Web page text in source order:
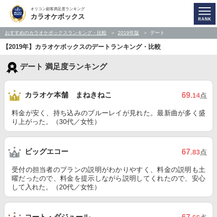
オリコン顧客満足度ランキング
カラオケボックス
おすすめのカラオケボックスランキング・比較 2019年版 デート
【2019年】カラオケボックスのデートランキング・比較
デート 満足度ランキング
カラオケ本舗 まねきねこ 69.14点
料金が安く、持ち込みのブルーレイが見れた。最新曲が多く盛
り上がった。（30代／女性）
ビッグエコー 67.83点
受付の担当者のプランの説明がわかりやすく、料金の説明も土
曜だったので、料金を提示しながら説明してくれたので、安心
して入れた。（20代／女性）